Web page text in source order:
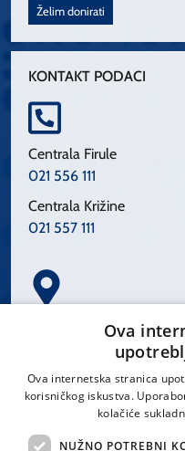
Želim donirati
KONTAKT PODACI
Centrala Firule
021 556 111
Centrala Križine
021 557 111
Spinčićeva 1, 21000 Split
Ova
Ova internetska stranica
korisničkog iskustva.
kolačiće
NUŽNO POTREBNI